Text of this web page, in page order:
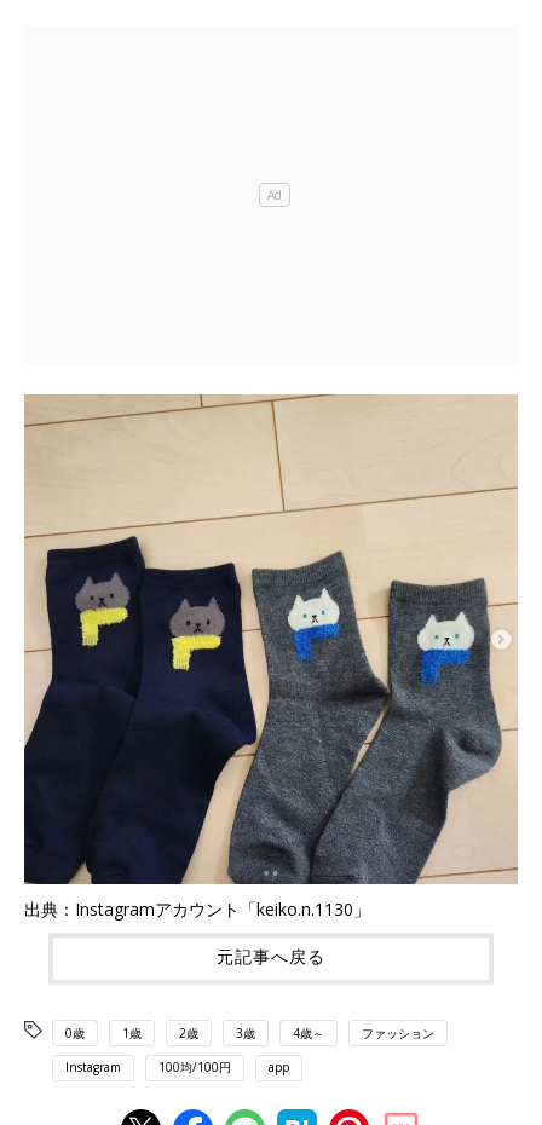
出典：Instagramアカウント「keiko.n.1130」
元記事へ戻る
0歳 1歳 2歳 3歳 4歳～ ファッション
Instagram 100均/100円 app